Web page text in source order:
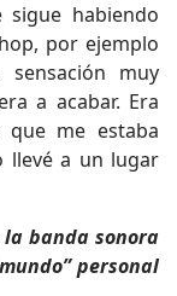
habiendo
por ejemplo
muy
a acabar. Era
me estaba
llevé a un lugar
la banda sonora
personal